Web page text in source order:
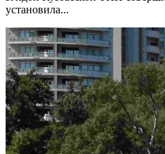
установила...